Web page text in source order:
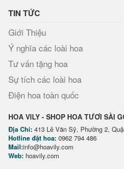
TIN TỨC
Giới Thiệu
Ý nghĩa các loài hoa
Tư vấn tặng hoa
Sự tích các loài hoa
Điện hoa toàn quốc
HOA VILY - SHOP HOA TƯƠI SÀI
Địa Chỉ: 413 Lê Văn Sỹ, Phường 2,
Hotline đặt hoa: 0962 794 486
Mail:info@hoavily.com
Web: hoavily.com